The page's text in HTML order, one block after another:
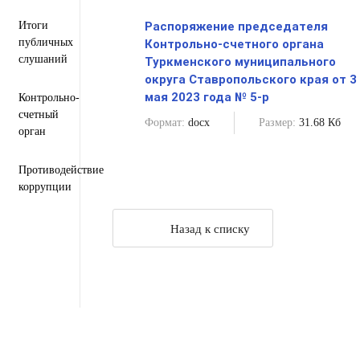
Итоги
публичных
слушаний
Контрольно-
счетный
орган
Противодействие
коррупции
Распоряжение председателя
Контрольно-счетного органа
Туркменского муниципального
округа Ставропольского края от 3
мая 2023 года № 5-р
Формат: docx Размер: 31.68 Кб
Назад к списку